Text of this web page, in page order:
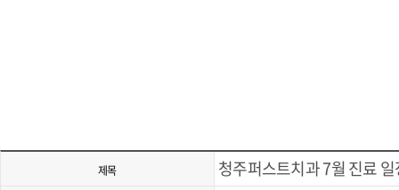
제목 청주퍼스트치과 7월 진료